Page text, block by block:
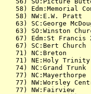
58) Edm:Memorial
58) NW:E.W.
63) SC:George
63) SO:Winston
67) Edm:St
67) SC:Bert
71) NC:Breton
71) NE:Holy
74) NC:Grand
77)
77) NW:Worsley
77) NW:Fairview